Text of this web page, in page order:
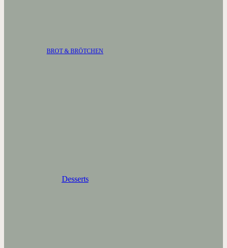
BROT & BRÖTCHEN
Desserts